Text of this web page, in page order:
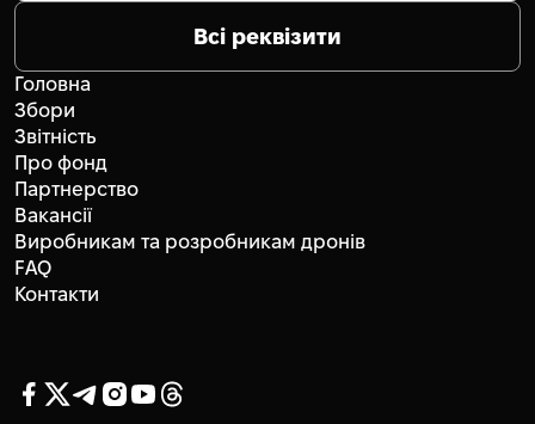
Всі реквізити
Головна
Збори
Звітність
Про фонд
Партнерство
Вакансії
Виробникам та розробникам дронів
FAQ
Контакти